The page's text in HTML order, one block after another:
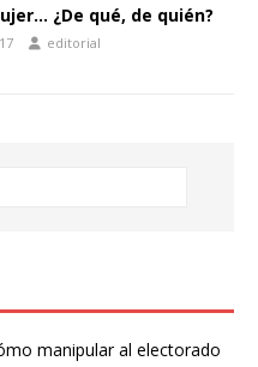
¿De qué, de quién?
editorial
manipular al electorado